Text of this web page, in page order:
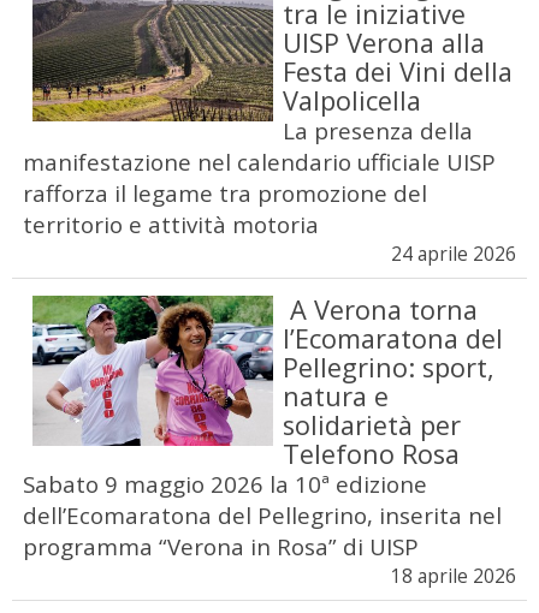
tra le iniziative
UISP Verona alla
Festa dei Vini della
Valpolicella
La presenza della
manifestazione nel calendario ufficiale UISP
rafforza il legame tra promozione del
territorio e attività motoria
24 aprile 2026
A Verona torna
l’Ecomaratona del
Pellegrino: sport,
natura e
solidarietà per
Telefono Rosa
Sabato 9 maggio 2026 la 10ª edizione
dell’Ecomaratona del Pellegrino, inserita nel
programma “Verona in Rosa” di UISP
18 aprile 2026